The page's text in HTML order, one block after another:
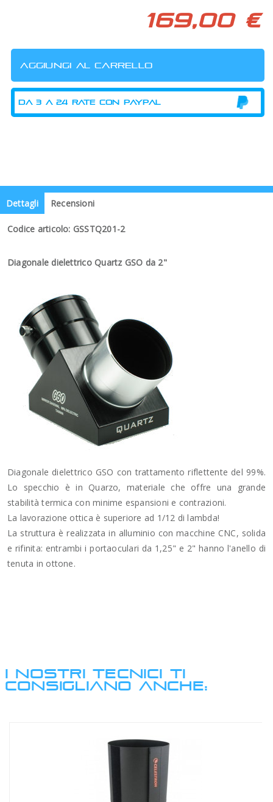
169,00 €
Dettagli Recensioni
Codice articolo: GSSTQ201-2
Diagonale dielettrico Quartz GSO da 2"
Diagonale dielettrico GSO con trattamento riflettente del 99%.
Lo specchio è in Quarzo, materiale che offre una grande
stabilità termica con minime espansioni e contrazioni.
La lavorazione ottica è superiore ad 1/12 di lambda!
La struttura è realizzata in alluminio con macchine CNC, solida
e rifinita: entrambi i portaoculari da 1,25" e 2" hanno l'anello di
tenuta in ottone.
I NOSTRI TECNICI TI
CONSIGLIANO ANCHE: